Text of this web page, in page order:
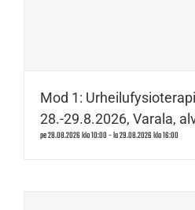
Mod 1:
28.-29.8.2026, Varala,
pe 28.08.2026 klo 10:00-la 29.08.2026 klo 16:00